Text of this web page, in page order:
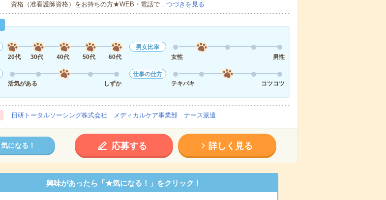
資格（准看護師資格）をお持ちの方★WEB・電話で…つづきを見る
20代
30代 40代 50代 60代
男女比率
女性
男性
活気がある
しずか
仕事の仕方
テキパキ
コツコツ
日研トータルソーシング株式会社 メディカルケア事業部 ナース派遣
気になる！ 応募する 詳しく見る
興味があったら「★気になる！」をクリック！